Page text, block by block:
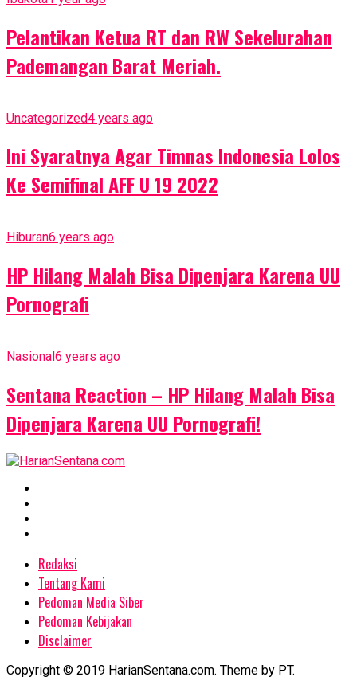
Pelantikan Ketua RT dan RW Sekelurahan
Pademangan Barat Meriah.
Uncategorized4 years ago
Ini Syaratnya Agar Timnas Indonesia Lolos
Ke Semifinal AFF U 19 2022
Hiburan6 years ago
HP Hilang Malah Bisa Dipenjara Karena UU
Pornografi
Nasional 6 years ago
Sentana Reaction – HP Hilang Malah Bisa
Dipenjara Karena UU Pornografi!
Redaksi
Tentang Kami
Pedoman Media Siber
Pedoman Kebijakan
Disclaimer
Copyright © 2019 HarianSentana.com. Theme by PT.